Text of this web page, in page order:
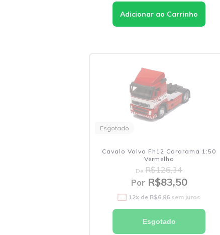
Esgotado
Cavalo Volvo Fh12 Cararama 1:50
Vermelho
De R$126,34
PorR$83,50
12x de R$6,96 sem juros
Esgotado